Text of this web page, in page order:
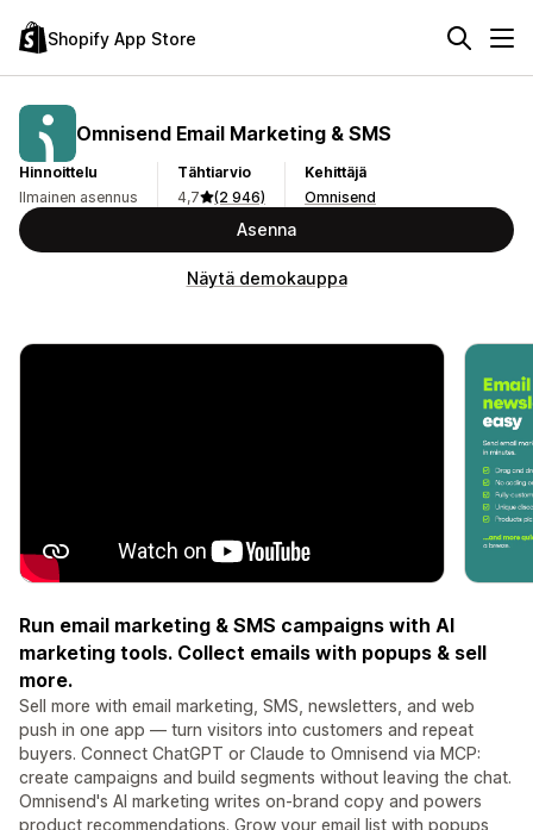
Shopify App Store
Omnisend Email Marketing & SMS
Hinnoittelu
Ilmainen asennus
Tähtiarvio
4,7
(2 946)
Kehittäjä
Omnisend
Asenna
Näytä demokauppa
Run email marketing & SMS campaigns with AI
marketing tools. Collect emails with popups & sell
more.
Sell more with email marketing, SMS, newsletters, and web
push in one app — turn visitors into customers and repeat
buyers. Connect ChatGPT or Claude to Omnisend via MCP:
create campaigns and build segments without leaving the chat.
Omnisend's AI marketing writes on-brand copy and powers
product recommendations. Grow your email list with popups